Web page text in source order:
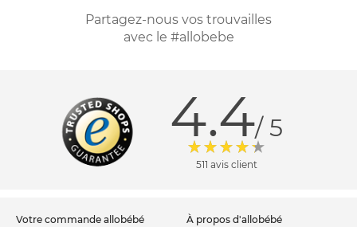
Partagez-nous vos trouvailles
avec le #allobebe
4.4/ 5
511 avis client
votre commande allobébé à propos d'allobébé